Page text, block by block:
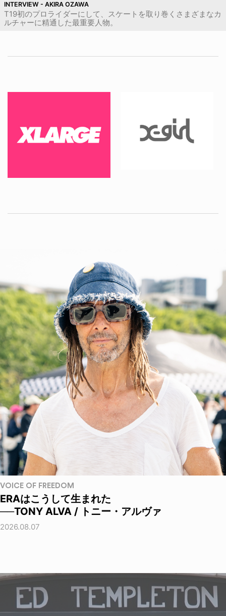
INTERVIEW - AKIRA OZAWA
T19初のプロライダーにして、スケートを取り巻くさまざまなカ
ルチャーに精通した最重要人物。
VOICE OF FREEDOM
ERAはこうして生まれた
──TONY ALVA / トニー・アルヴァ
2026.08.07